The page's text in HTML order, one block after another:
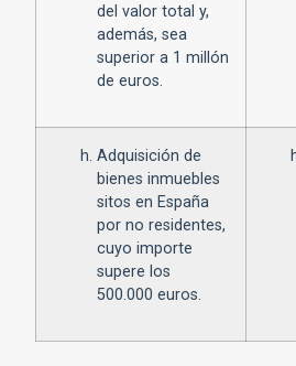
del valor total y,
además, sea
superior a 1 millón
de euros.
Adquisición de
bienes inmuebles
sitos en España
por no residentes,
cuyo importe
supere los
500.000 euros.